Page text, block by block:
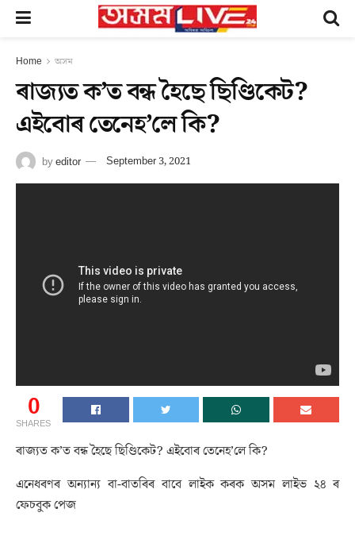
Home অসম
ৰাজ্যত ক’ত বন্ধ হৈছে ছিণ্ডিকেট?
এইবোৰ তেনেহ’লে কি?
byeditor September 3, 2021
0
SHARES
ৰাজ্যত ক’ত বন্ধ হৈছে ছিণ্ডিকেট? এইবোৰ তেনেহ’লে কি?
এনেধৰণৰ অন্যান্য বা-বাতৰিৰ বাবে লাইক কৰক অসম লাইভ ২৪ ৰ
ফেচবুক পেজ